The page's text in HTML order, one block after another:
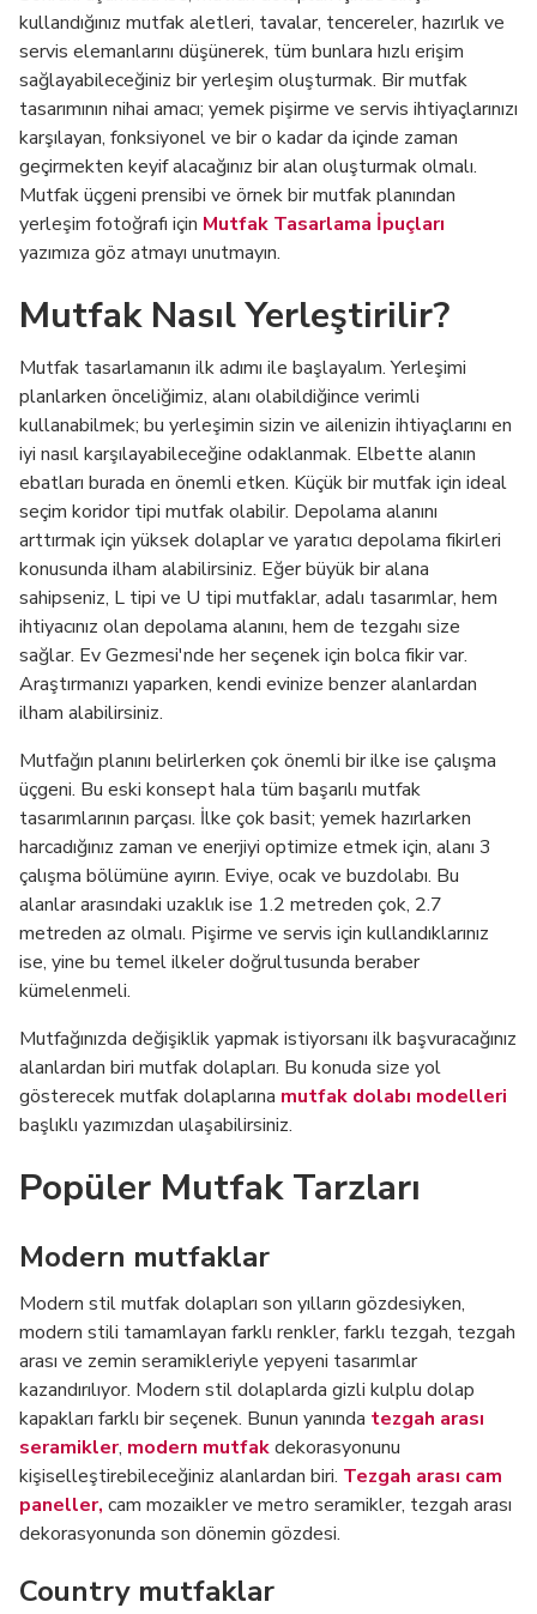
kullandığınız mutfak aletleri, tavalar, tencereler, hazırlık ve
servis elemanlarını düşünerek, tüm bunlara hızlı erişim
sağlayabileceğiniz bir yerleşim oluşturmak. Bir mutfak
tasarımının nihai amacı; yemek pişirme ve servis ihtiyaçlarınızı
karşılayan, fonksiyonel ve bir o kadar da içinde zaman
geçirmekten keyif alacağınız bir alan oluşturmak olmalı.
Mutfak üçgeni prensibi ve örnek bir mutfak planından
yerleşim fotoğrafı için Mutfak Tasarlama İpuçları
yazımıza göz atmayı unutmayın.
Mutfak Nasıl Yerleştirilir?
Mutfak tasarlamanın ilk adımı ile başlayalım. Yerleşimi
planlarken önceliğimiz, alanı olabildiğince verimli
kullanabilmek; bu yerleşimin sizin ve ailenizin ihtiyaçlarını en
iyi nasıl karşılayabileceğine odaklanmak. Elbette alanın
ebatları burada en önemli etken. Küçük bir mutfak için ideal
seçim koridor tipi mutfak olabilir. Depolama alanını
arttırmak için yüksek dolaplar ve yaratıcı depolama fikirleri
konusunda ilham alabilirsiniz. Eğer büyük bir alana
sahipseniz, L tipi ve U tipi mutfaklar, adalı tasarımlar, hem
ihtiyacınız olan depolama alanını, hem de tezgahı size
sağlar. Ev Gezmesi'nde her seçenek için bolca fikir var.
Araştırmanızı yaparken, kendi evinize benzer alanlardan
ilham alabilirsiniz.
Mutfağın planını belirlerken çok önemli bir ilke ise çalışma
üçgeni. Bu eski konsept hala tüm başarılı mutfak
tasarımlarının parçası. İlke çok basit; yemek hazırlarken
harcadığınız zaman ve enerjiyi optimize etmek için, alanı 3
çalışma bölümüne ayırın. Eviye, ocak ve buzdolabı. Bu
alanlar arasındaki uzaklık ise 1.2 metreden çok, 2.7
metreden az olmalı. Pişirme ve servis için kullandıklarınız
ise, yine bu temel ilkeler doğrultusunda beraber
kümelenmeli.
Mutfağınızda değişiklik yapmak istiyorsanı ilk başvuracağınız
alanlardan biri mutfak dolapları. Bu konuda size yol
gösterecek mutfak dolaplarına mutfak dolabı modelleri
başlıklı yazımızdan ulaşabilirsiniz.
Popüler Mutfak Tarzları
Modern mutfaklar
Modern stil mutfak dolapları son yılların gözdesiyken,
modern stili tamamlayan farklı renkler, farklı tezgah, tezgah
arası ve zemin seramikleriyle yepyeni tasarımlar
kazandırılıyor. Modern stil dolaplarda gizli kulplu dolap
kapakları farklı bir seçenek. Bunun yanında tezgah arası
seramikler, modern mutfakdekorasyonunu
kişiselleştirebileceğiniz alanlardan biri. Tezgah arası cam
paneller, cam mozaikler ve metro seramikler, tezgah arası
dekorasyonunda son dönemin gözdesi.
Country mutfaklar